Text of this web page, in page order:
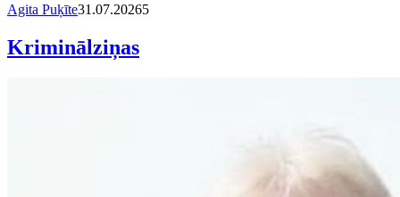
Agita Puķīte31.07.20265
Kriminālziņas